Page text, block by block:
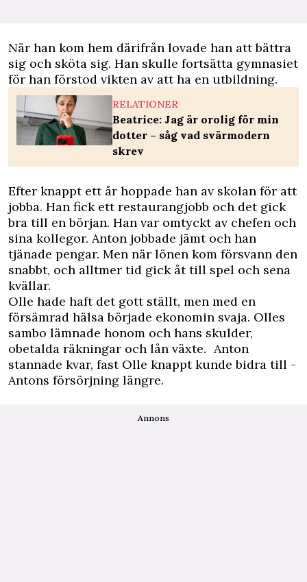
När han kom hem därifrån lovade han att bättra
sig och sköta sig. Han skulle fortsätta gymnasiet
för han förstod vikten av att ha en utbildning.
RELATIONER
Beatrice: Jag är orolig för min
dotter – såg vad svärmodern
skrev
Efter knappt ett år hoppade han av skolan för att
­jobba. Han fick ett restaurangjobb och det gick
bra till en början. Han var omtyckt av chefen och
sina kollegor. Anton jobbade jämt och han
tjänade pengar. Men när lönen kom försvann den
snabbt, och alltmer tid gick åt till spel och sena
kvällar.
Olle hade haft det gott ställt, men med en
försämrad hälsa började ekonomin svaja. Olles
sambo lämnade honom och hans skulder,
obetalda räkningar och lån växte. Anton
stannade kvar, fast Olle knappt kunde bidra till ­
Antons försörjning längre.
Annons